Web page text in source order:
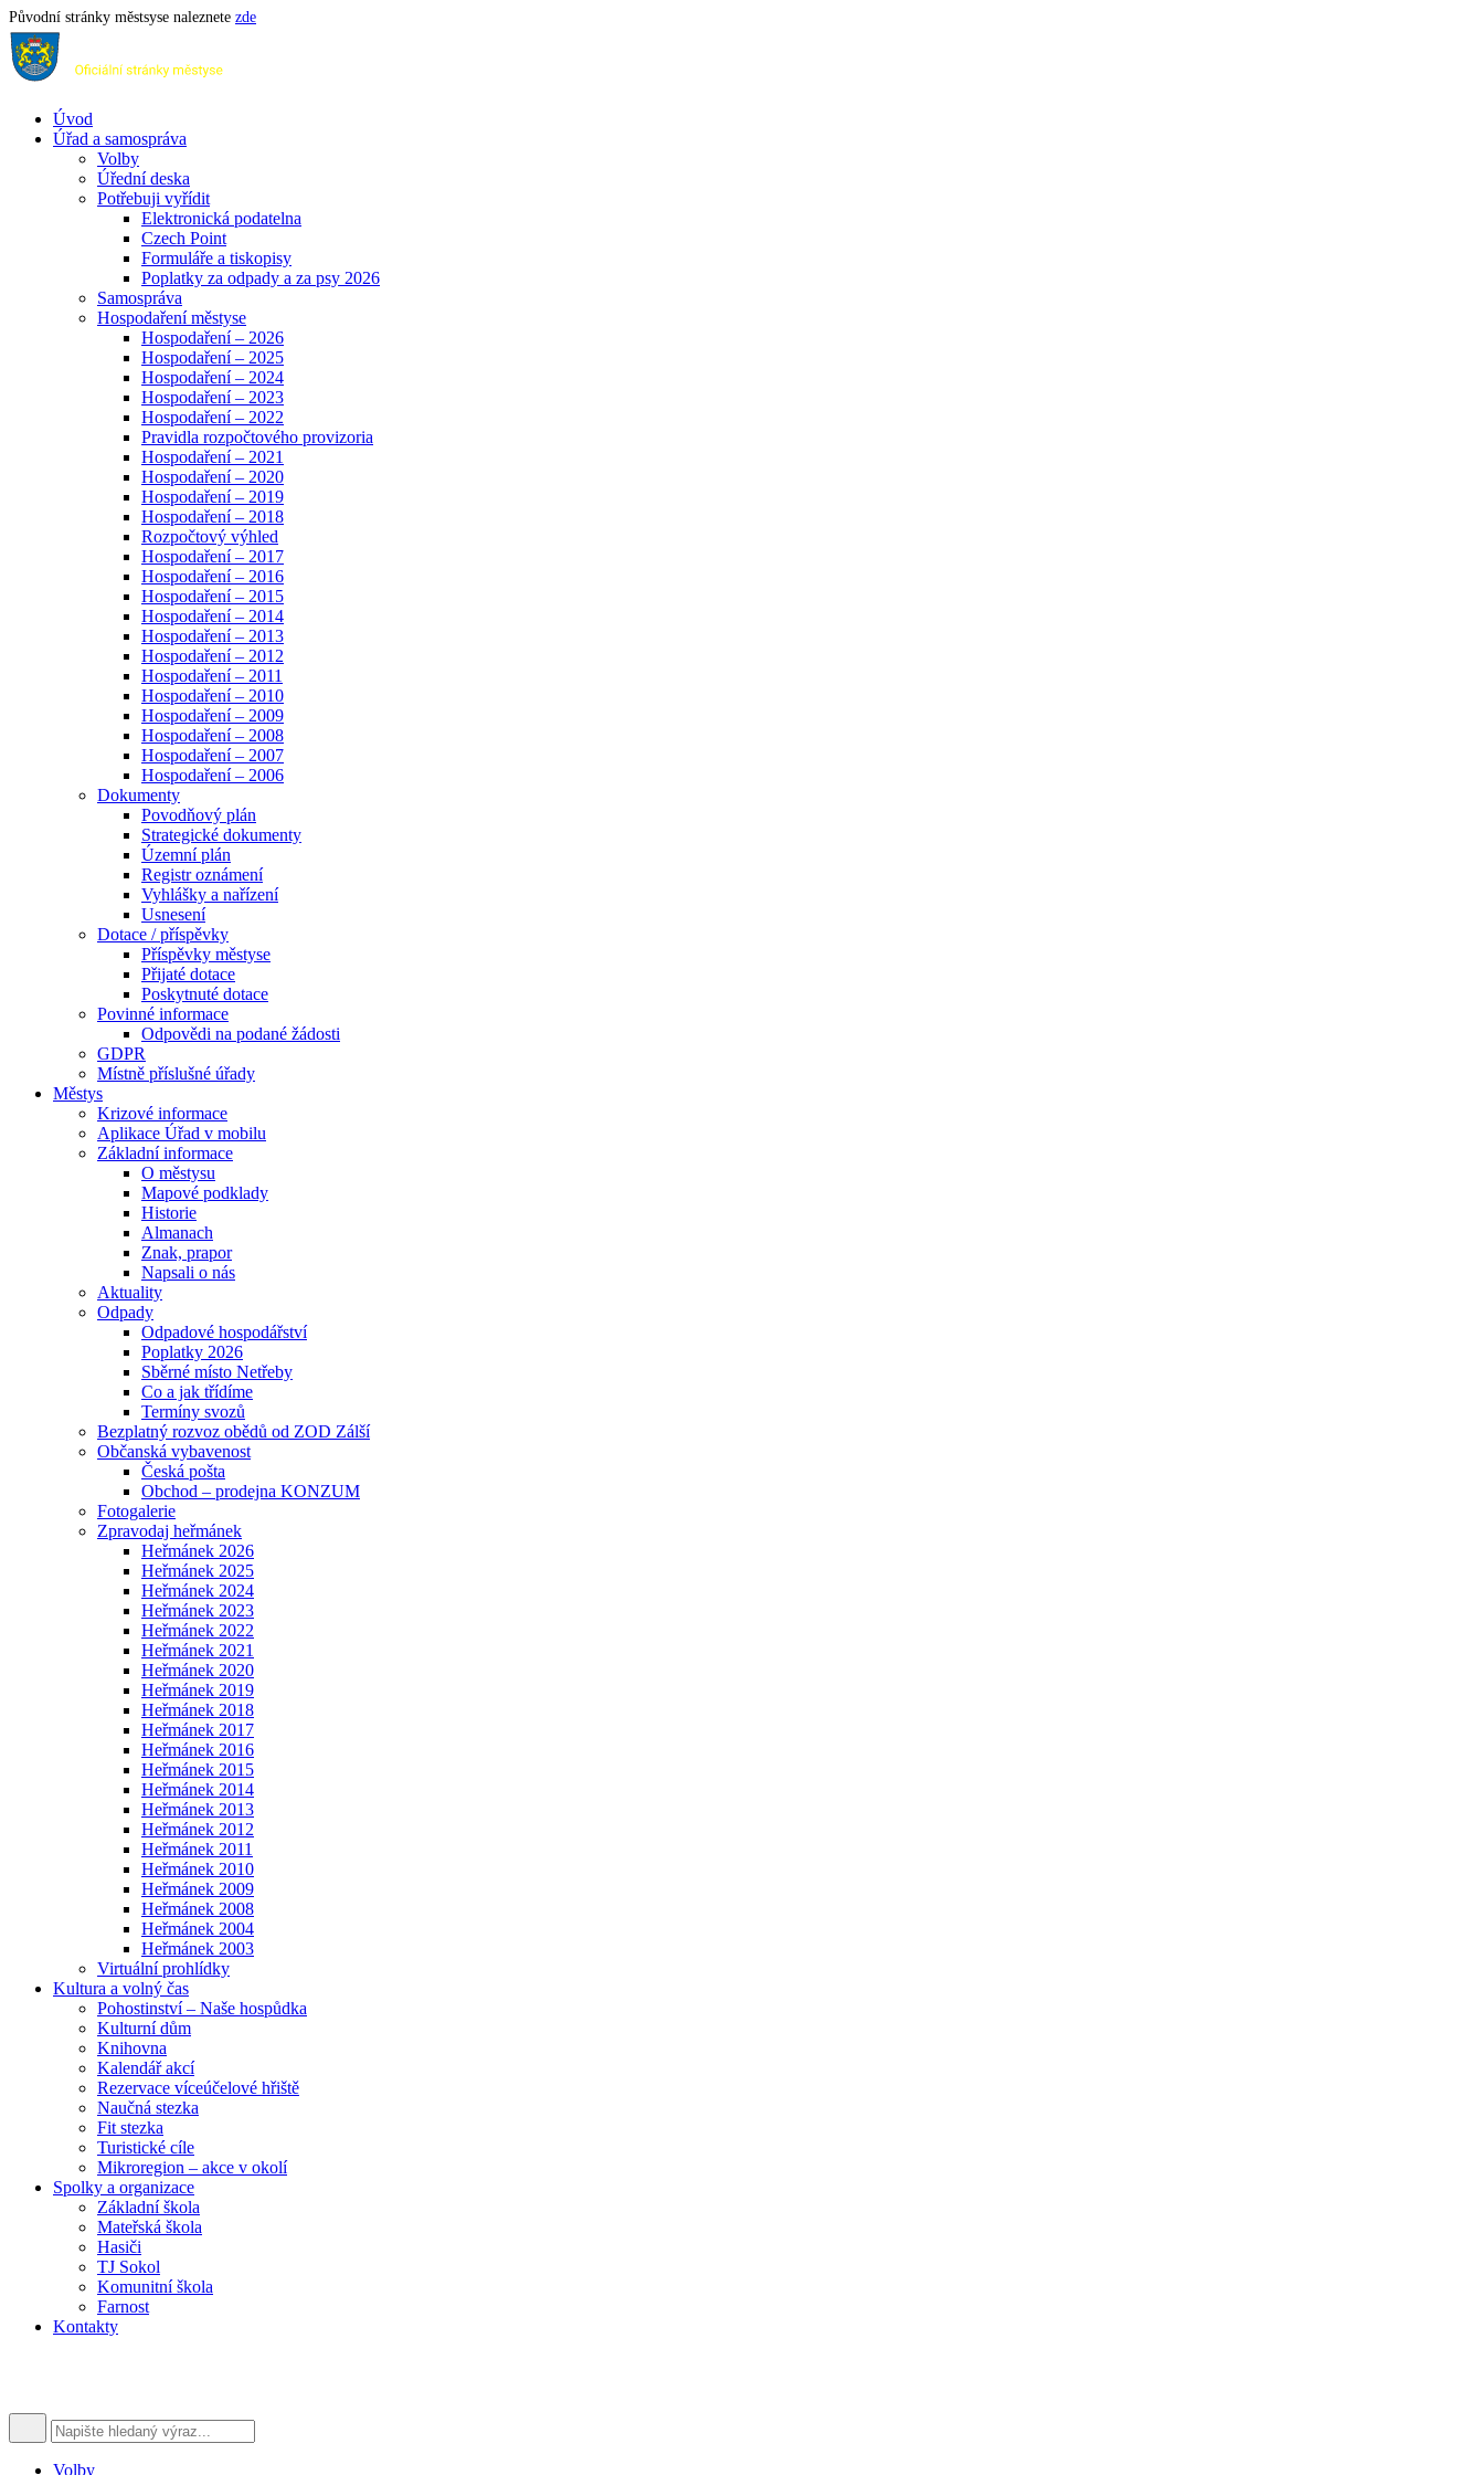
Původní stránky městsyse naleznete zde
Úvod
Úřad a samospráva
Volby
Úřední deska
Potřebuji vyřídit
Elektronická podatelna
Czech Point
Formuláře a tiskopisy
Poplatky za odpady a za psy 2026
Samospráva
Hospodaření městyse
Hospodaření – 2026
Hospodaření – 2025
Hospodaření – 2024
Hospodaření – 2023
Hospodaření – 2022
Pravidla rozpočtového provizoria
Hospodaření – 2021
Hospodaření – 2020
Hospodaření – 2019
Hospodaření – 2018
Rozpočtový výhled
Hospodaření – 2017
Hospodaření – 2016
Hospodaření – 2015
Hospodaření – 2014
Hospodaření – 2013
Hospodaření – 2012
Hospodaření – 2011
Hospodaření – 2010
Hospodaření – 2009
Hospodaření – 2008
Hospodaření – 2007
Hospodaření – 2006
Dokumenty
Povodňový plán
Strategické dokumenty
Územní plán
Registr oznámení
Vyhlášky a nařízení
Usnesení
Dotace / příspěvky
Příspěvky městyse
Přijaté dotace
Poskytnuté dotace
Povinné informace
Odpovědi na podané žádosti
GDPR
Místně příslušné úřady
Městys
Krizové informace
Aplikace Úřad v mobilu
Základní informace
O městysu
Mapové podklady
Historie
Almanach
Znak, prapor
Napsali o nás
Aktuality
Odpady
Odpadové hospodářství
Poplatky 2026
Sběrné místo Netřeby
Co a jak třídíme
Termíny svozů
Bezplatný rozvoz obědů od ZOD Zálší
Občanská vybavenost
Česká pošta
Obchod – prodejna KONZUM
Fotogalerie
Zpravodaj heřmánek
Heřmánek 2026
Heřmánek 2025
Heřmánek 2024
Heřmánek 2023
Heřmánek 2022
Heřmánek 2021
Heřmánek 2020
Heřmánek 2019
Heřmánek 2018
Heřmánek 2017
Heřmánek 2016
Heřmánek 2015
Heřmánek 2014
Heřmánek 2013
Heřmánek 2012
Heřmánek 2011
Heřmánek 2010
Heřmánek 2009
Heřmánek 2008
Heřmánek 2004
Heřmánek 2003
Virtuální prohlídky
Kultura a volný čas
Pohostinství – Naše hospůdka
Kulturní dům
Knihovna
Kalendář akcí
Rezervace víceúčelové hřiště
Naučná stezka
Fit stezka
Turistické cíle
Mikroregion – akce v okolí
Spolky a organizace
Základní škola
Mateřská škola
Hasiči
TJ Sokol
Komunitní škola
Farnost
Kontakty
Volby